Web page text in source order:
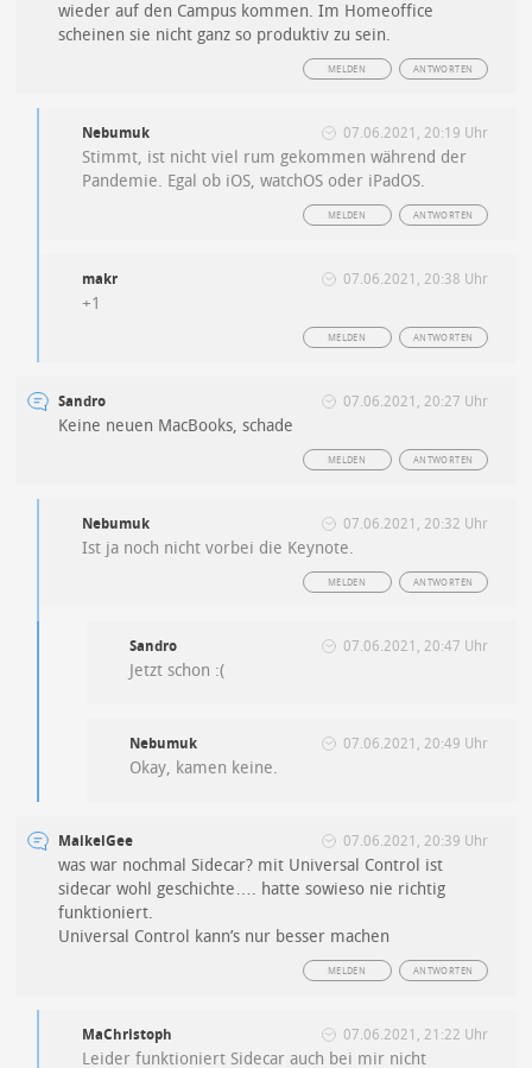
wieder auf den Campus kommen. Im Homeoffice
scheinen sie nicht ganz so produktiv zu sein.
ANTWORTEN
MELDEN
Nebumuk 07.06.2021, 20:19 Uhr
Stimmt, ist nicht viel rum gekommen während der
Pandemie. Egal ob iOS, watchOS oder iPadOS.
ANTWORTEN
MELDEN
makr 07.06.2021, 20:38 Uhr
+1
ANTWORTEN
MELDEN
Sandro 07.06.2021, 20:27 Uhr
Keine neuen MacBooks, schade
ANTWORTEN
MELDEN
Nebumuk 07.06.2021, 20:32 Uhr
Ist ja noch nicht vorbei die Keynote.
ANTWORTEN
MELDEN
Sandro 07.06.2021, 20:47 Uhr
Jetzt schon :(
Nebumuk 07.06.2021, 20:49 Uhr
Okay, kamen keine.
MaikelGee 07.06.2021, 20:39 Uhr
was war nochmal Sidecar? mit Universal Control ist
sidecar wohl geschichte…. hatte sowieso nie richtig
funktioniert.
Universal Control kann’s nur besser machen
ANTWORTEN
MELDEN
MaChristoph 07.06.2021, 21:22 Uhr
Leider funktioniert Sidecar auch bei mir nicht